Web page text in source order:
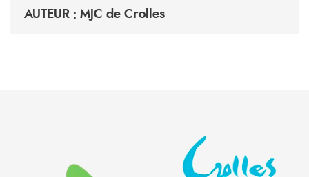
AUTEUR : MJC de Crolles